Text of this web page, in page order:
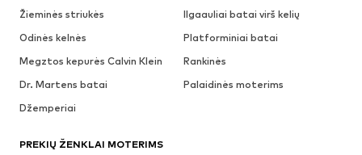
Žieminės striukės
Ilgaauliai batai virš kelių
Odinės kelnės
Platforminiai batai
Megztos kepurės Calvin Klein
Rankinės
Dr. Martens batai
Palaidinės moterims
Džemperiai
PREKIŲ ŽENKLAI MOTERIMS